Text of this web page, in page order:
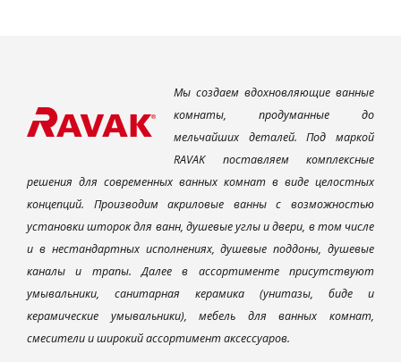
Мы создаем вдохновляющие ванные
комнаты, продуманные до
мельчайших деталей. Под маркой
RAVAK поставляем комплексные
решения для современных ванных комнат в виде целостных
концепций. Производим акриловые ванны с возможностью
установки шторок для ванн, душевые углы и двери, в том числе
и в нестандартных исполнениях, душевые поддоны, душевые
каналы и трапы. Далее в ассортименте присутствуют
умывальники, санитарная керамика (унитазы, биде и
керамические умывальники), мебель для ванных комнат,
смесители и широкий ассортимент аксессуаров.